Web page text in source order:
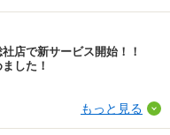
ス 1100円／月額 火災保険
円
店で新サービス開始！！
した！
もっと見る